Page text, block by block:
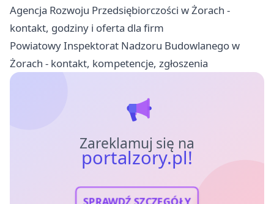
Agencja Rozwoju Przedsiębiorczości w Żorach -
kontakt, godziny i oferta dla firm
Powiatowy Inspektorat Nadzoru Budowlanego w
Żorach - kontakt, kompetencje, zgłoszenia
Zareklamuj się na
portalzory.pl!